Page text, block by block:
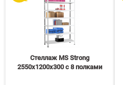
Стеллаж MS Strong
2550х1200х300 c 8 полками